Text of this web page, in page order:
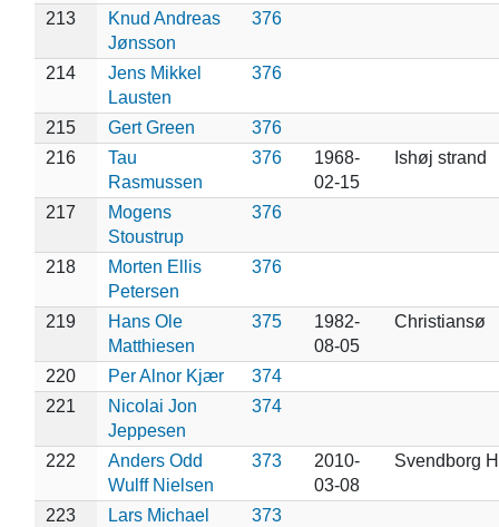
213
Knud Andreas
Jønsson
376
214
Jens Mikkel
Lausten
376
215 Gert Green
376
216
Tau
Rasmussen
376
1968-
02-15
Ishøj strand
217
Mogens
Stoustrup
376
218
Morten Ellis
Petersen
376
219
Hans Ole
Matthiesen
375
1982-
08-05
Christiansø
220 Per Alnor Kjær
374
221
Nicolai Jon
Jeppesen
374
222
Anders Odd
Wulff Nielsen
373
2010-
03-08
Svendborg
223
Lars Michael
373